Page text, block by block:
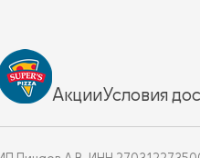
АкцииУсловия